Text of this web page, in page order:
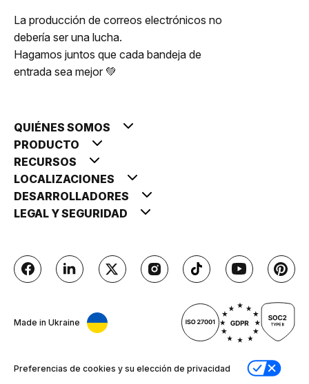
La producción de correos electrónicos no
debería ser una lucha.
Hagamos juntos que cada bandeja de
entrada sea mejor 💚
QUIÉNES SOMOS
PRODUCTO
RECURSOS
LOCALIZACIONES
DESARROLLADORES
LEGAL Y SEGURIDAD
Made in Ukraine
Preferencias de cookies y su elección de privacidad